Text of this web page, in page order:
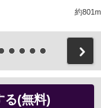
約
る(無料)